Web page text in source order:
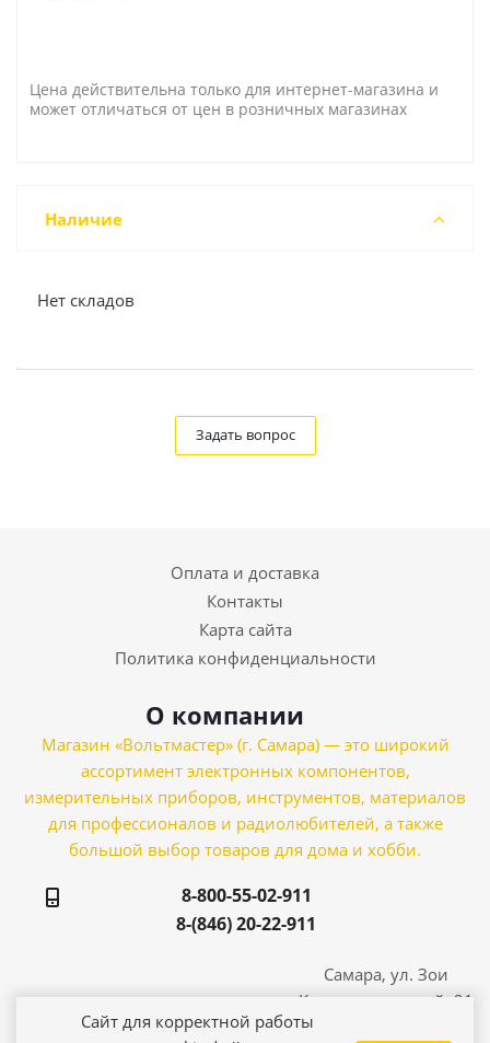
Цена действительна только для интернет-магазина и
может отличаться от цен в розничных магазинах
Наличие
Нет складов
Задать вопрос
Оплата и доставка
Контакты
Карта сайта
Политика конфиденциальности
О компании
Магазин «Вольтмастер» (г. Самара) — это широкий
ассортимент электронных компонентов,
измерительных приборов, инструментов, материалов
для профессионалов и радиолюбителей, а также
большой выбор товаров для дома и хобби.
8-800-55-02-911
8-(846) 20-22-911
Самара, ул. Зои
Космодемьянской, 21
Сайт для корректной работы